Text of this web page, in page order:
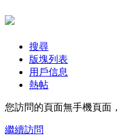
搜尋
版塊列表
用戶信息
熱帖
您訪問的頁面無手機頁面
繼續訪問